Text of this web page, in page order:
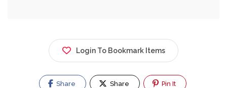
Login To Bookmark Items
Share Share Pin It